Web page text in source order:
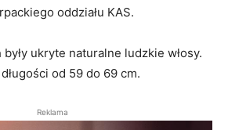
oddziału KAS.
ukryte naturalne ludzkie włosy.
od 59 do 69 cm.
Reklama